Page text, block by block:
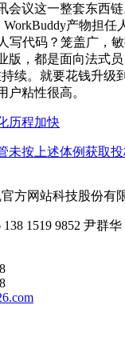
会议这一整套东西链
WorkBuddy产物担任
写代码？笼盖广，
版，都是面向法式
续。就要花钱升级
户粘性很高。
历程加快
未按上述体例获取
138 1519 9852 尹群华